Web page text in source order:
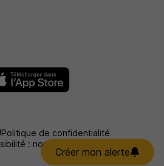
Créer mon alerte
Politique de confidentialité
: non conforme